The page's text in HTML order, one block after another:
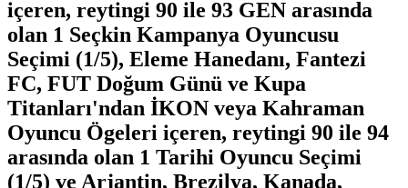
içeren, reytingi 90 ile 93 GEN arasında
olan 1 Seçkin Kampanya Oyuncusu
Seçimi (1/5), Eleme Hanedanı, Fantezi
FC, FUT Doğum Günü ve Kupa
Titanları'ndan İKON veya Kahraman
Oyuncu Ögeleri içeren, reytingi 90 ile 94
arasında olan 1 Tarihi Oyuncu Seçimi
(1/5) ve Arjantin, Brezilya, Kanada,